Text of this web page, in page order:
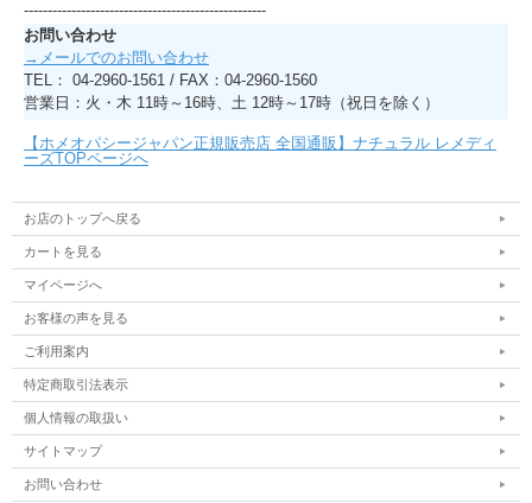
---------------------------------------------------
お問い合わせ
→メールでのお問い合わせ
TEL： 04-2960-1561 / FAX：04-2960-1560
営業日：火・木 11時～16時、土 12時～17時（祝日を除く）
【ホメオパシージャパン正規販売店 全国通販】ナチュラル レメディ
ーズTOPページへ
お店のトップへ戻る
カートを見る
マイページへ
お客様の声を見る
ご利用案内
特定商取引法表示
個人情報の取扱い
サイトマップ
お問い合わせ